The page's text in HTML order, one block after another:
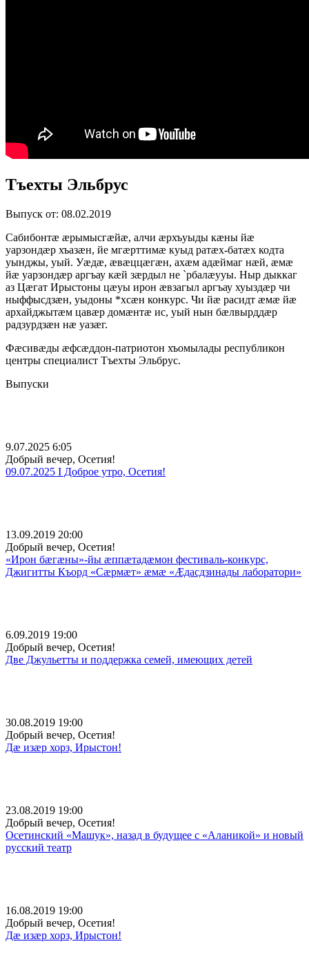
Тъехты Эльбрус
Выпуск от: 08.02.2019
Сабибонтæ æрымысгæйæ, алчи æрхъуыды кæны йæ
уарзондæр хъазæн, йе мгæрттимæ куыд ратæх-батæх кодта
уынджы, уый. Уæдæ, æвæццæгæн, ахæм адæймаг нæй, æмæ
йæ уарзондæр аргъау кæй зæрдыл не `рбалæууы. Ныр дыккаг
аз Цæгат Ирыстоны цæуы ирон æвзагыл аргъау хуыздæр чи
ныффысдзæн, уыдоны *хсæн конкурс. Чи йæ расидт æмæ йæ
архайджытæм цавæр домæнтæ ис, уый нын бæлвырддæр
радзурдзæн нæ уазæг.
Фæсивæды æфсæддон-патриотон хъомылады республикон
центры специалист Тъехты Эльбрус.
Выпуски
9.07.2025 6:05
Добрый вечер, Осетия!
09.07.2025 I Доброе утро, Осетия!
13.09.2019 20:00
Добрый вечер, Осетия!
«Ирон бæгæны»-йы æппæтадæмон фестиваль-конкурс,
Джигитты Къорд «Сæрмæт» æмæ «Æдасдзинады лаборатори»
6.09.2019 19:00
Добрый вечер, Осетия!
Две Джульетты и поддержка семей, имеющих детей
30.08.2019 19:00
Добрый вечер, Осетия!
Дæ изæр хорз, Ирыстон!
23.08.2019 19:00
Добрый вечер, Осетия!
Осетинский «Машук», назад в будущее с «Аланикой» и новый
русский театр
16.08.2019 19:00
Добрый вечер, Осетия!
Дæ изæр хорз, Ирыстон!